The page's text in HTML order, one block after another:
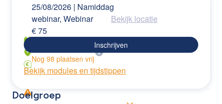
25/08/2026 | Namiddag
webinar, Webinar
Bekijk locatie
€75
Inschrijven
Nog 98 plaatsen vrij
Bekijk modules en tijdstippen
Doelgroep